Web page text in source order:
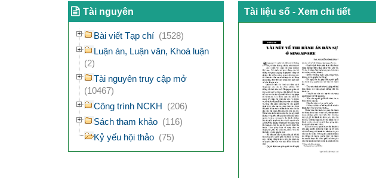
Tài nguyên
Bài viết Tạp chí (1528)
Luận án, Luận văn, Khoá luận
(2)
Tài nguyên truy cập mở
(10467)
Công trình NCKH (206)
Sách tham khảo (116)
Kỷ yếu hội thảo (75)
Tài liệu số - Xem chi tiết